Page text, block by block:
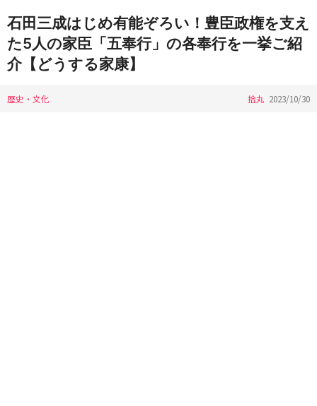
石田三成はじめ有能ぞろい！豊臣政権を支え
た5人の家臣「五奉行」の各奉行を一挙ご紹
介【どうする家康】
歴史・文化 拾丸 2023/10/30